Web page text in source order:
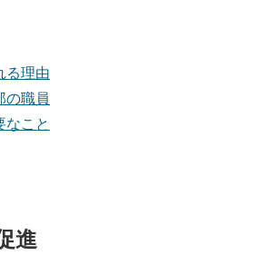
る理由
の職員
なこと
進